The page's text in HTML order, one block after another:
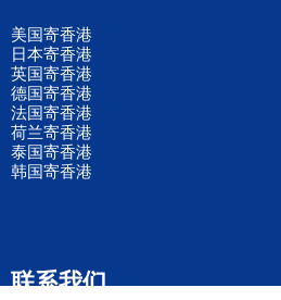
美国寄香港
日本寄香港
英国寄香港
德国寄香港
法国寄香港
荷兰寄香港
泰国寄香港
韩国寄香港
联系我们